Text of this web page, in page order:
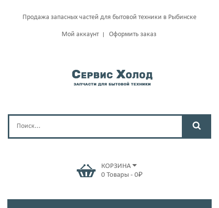
Продажа запасных частей для бытовой техники в Рыбинске
Мой аккаунт Оформить заказ
КОРЗИНА
0 Товары - 0₽